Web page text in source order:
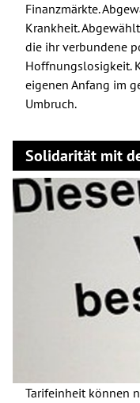
Finanzmärkte.
Krankheit.
die ihr verbundene
Hoffnungslosigkeit.
eigenen Anfang im
Umbruch.
Solidarität mit
Tarifeinheit können